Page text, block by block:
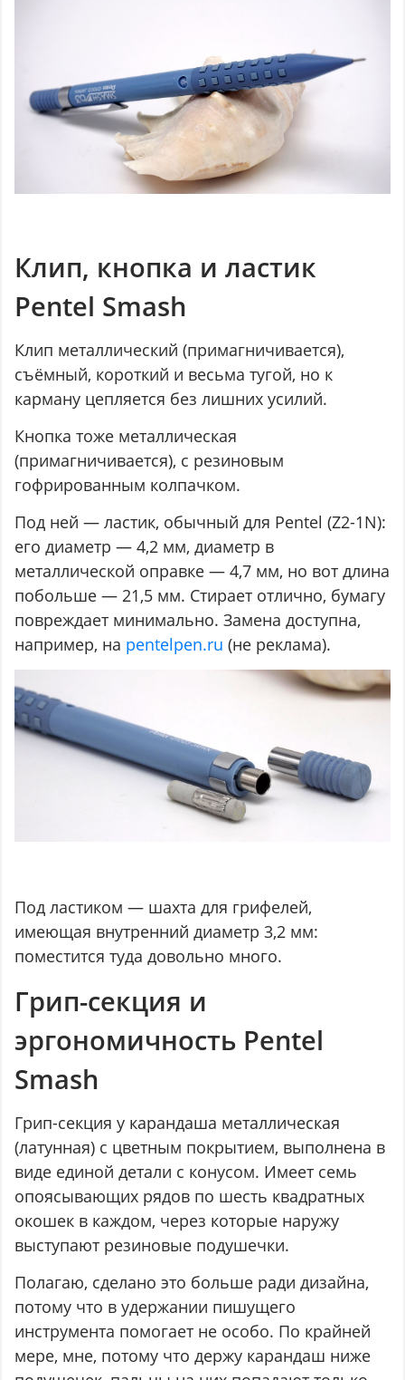
Клип, кнопка и ластик
Pentel Smash
Клип металлический (примагничивается),
съёмный, короткий и весьма тугой, но к
карману цепляется без лишних усилий.
Кнопка тоже металлическая
(примагничивается), с резиновым
гофрированным колпачком.
Под ней — ластик, обычный для Pentel (Z2-1N):
его диаметр — 4,2 мм, диаметр в
металлической оправке — 4,7 мм, но вот длина
побольше — 21,5 мм. Стирает отлично, бумагу
повреждает минимально. Замена доступна,
например, на pentelpen.ru (не реклама).
Под ластиком — шахта для грифелей,
имеющая внутренний диаметр 3,2 мм:
поместится туда довольно много.
Грип-секция и
эргономичность Pentel
Smash
Грип-секция у карандаша металлическая
(латунная) с цветным покрытием, выполнена в
виде единой детали с конусом. Имеет семь
опоясывающих рядов по шесть квадратных
окошек в каждом, через которые наружу
выступают резиновые подушечки.
Полагаю, сделано это больше ради дизайна,
потому что в удержании пишущего
инструмента помогает не особо. По крайней
мере, мне, потому что держу карандаш ниже